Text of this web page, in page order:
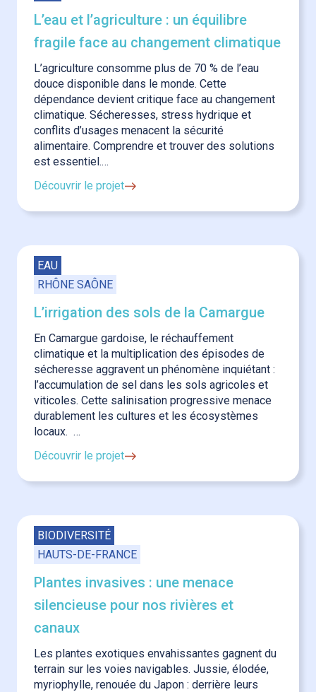
L’eau et l’agriculture : un équilibre
fragile face au changement climatique
L’agriculture consomme plus de 70 % de l’eau
douce disponible dans le monde. Cette
dépendance devient critique face au changement
climatique. Sécheresses, stress hydrique et
conflits d’usages menacent la sécurité
alimentaire. Comprendre et trouver des solutions
est essentiel.…
Découvrir le projet
EAU
RHÔNE SAÔNE
L’irrigation des sols de la Camargue
En Camargue gardoise, le réchauffement
climatique et la multiplication des épisodes de
sécheresse aggravent un phénomène inquiétant :
l’accumulation de sel dans les sols agricoles et
viticoles. Cette salinisation progressive menace
durablement les cultures et les écosystèmes
locaux. …
Découvrir le projet
BIODIVERSITÉ
HAUTS-DE-FRANCE
Plantes invasives : une menace
silencieuse pour nos rivières et
canaux
Les plantes exotiques envahissantes gagnent du
terrain sur les voies navigables. Jussie, élodée,
myriophylle, renouée du Japon : derrière leurs